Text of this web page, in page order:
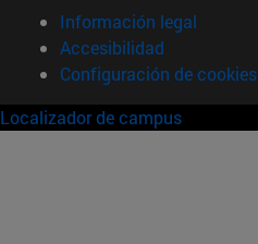
Información legal
Accesibilidad
Configuración de cookies
Localizador de campus